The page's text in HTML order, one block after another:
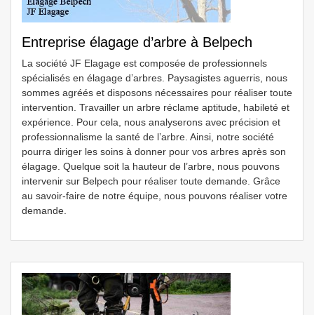
Entreprise élagage d’arbre à Belpech
La société JF Elagage est composée de professionnels
spécialisés en élagage d’arbres. Paysagistes aguerris, nous
sommes agréés et disposons nécessaires pour réaliser toute
intervention. Travailler un arbre réclame aptitude, habileté et
expérience. Pour cela, nous analyserons avec précision et
professionnalisme la santé de l’arbre. Ainsi, notre société
pourra diriger les soins à donner pour vos arbres après son
élagage. Quelque soit la hauteur de l’arbre, nous pouvons
intervenir sur Belpech pour réaliser toute demande. Grâce
au savoir-faire de notre équipe, nous pouvons réaliser votre
demande.